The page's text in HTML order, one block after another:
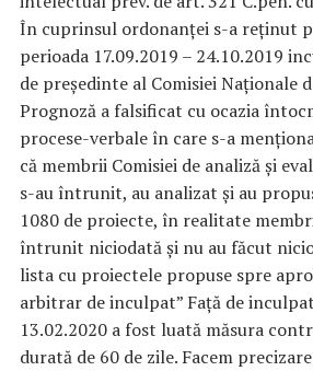
În cuprinsul ordonanței s-a reținut
perioada 17.09.2019 – 24.10.2019
de președinte al Comisiei Naționale
Prognoză a falsificat cu ocazia
procese-verbale în care s-a
că membrii Comisiei de analiză și
s-au întrunit, au analizat și au
1080 de proiecte, în realitate
întrunit niciodată și nu au făcut
lista cu proiectele propuse spre
arbitrar de inculpat” Față de
13.02.2020 a fost luată măsura
durată de 60 de zile. Facem